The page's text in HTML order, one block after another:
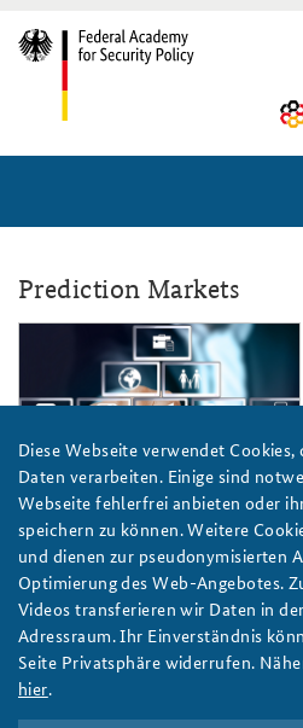
Advisory Board
Organisation
The Association of Friends
Partners
Directions
Seminars, Conferences
Security Policy Course for Senior
Core Course on Security Policy
German Forum on Security Policy
Further Events
Working Papers
Prediction Markets
Pixabay/Altmann
Prediction Markets:
Wetten auf zukünftige Ereignisse?
Markets. Als eigenständige Methode
taugen sie zwar nicht, wie unser
festhält. Doch Prognosemärkte
Foresight-Arbeit einbezogen
weiter
Diese Webseite verwendet
Daten verarbeiten. Einige sind
Webseite fehlerfrei anbieten oder
speichern zu können. Weitere
und dienen zur pseudonymisierten
Optimierung des Web-Angebotes.
Videos transferieren wir Daten in
Adressraum. Ihr Einverständnis
Seite Privatsphäre widerrufen.
hier.